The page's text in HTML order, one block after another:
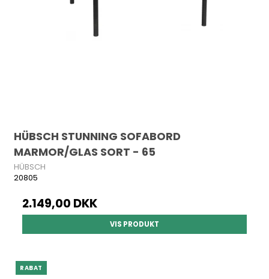
HÜBSCH STUNNING SOFABORD
MARMOR/GLAS SORT - 65
HÜBSCH
20805
2.149,00 DKK
VIS PRODUKT
RABAT